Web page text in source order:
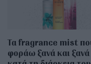
Τα fragrance mist
φοράω ξανά και ξανά